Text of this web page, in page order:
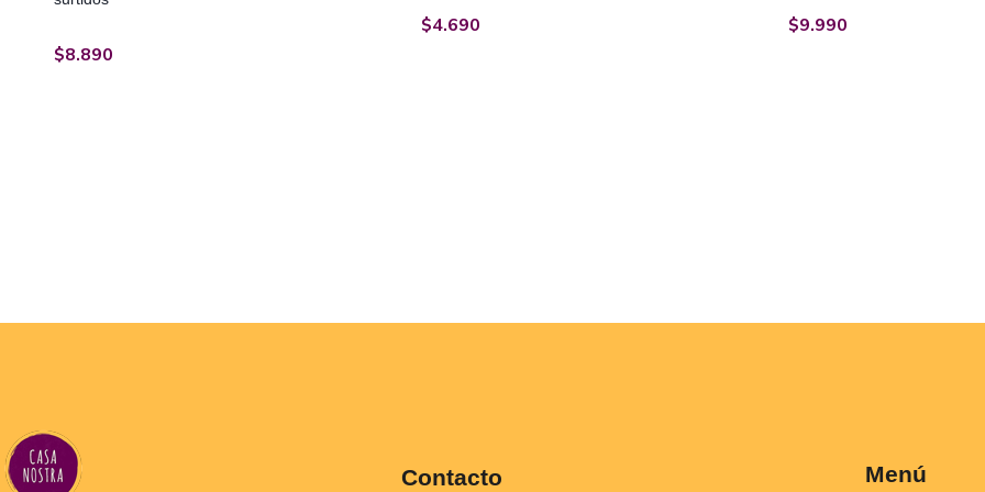
$8.890
$4.690 $9.990
Contacto Menú